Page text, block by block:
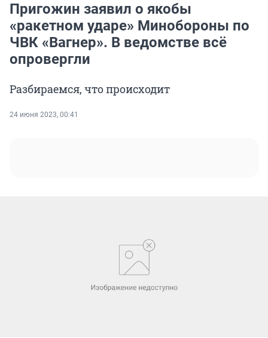
Пригожин заявил о якобы
«ракетном ударе» Минобороны по
ЧВК «Вагнер». В ведомстве всё
опровергли
Разбираемся, что происходит
24 июня 2023, 00:41